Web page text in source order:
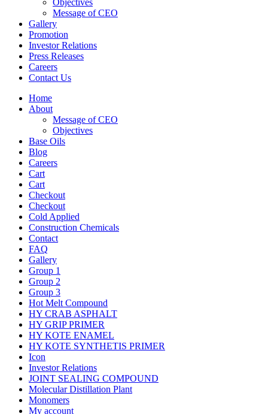
Objectives
Message of CEO
Gallery
Promotion
Investor Relations
Press Releases
Careers
Contact Us
Home
About
Message of CEO
Objectives
Base Oils
Blog
Careers
Cart
Cart
Checkout
Checkout
Cold Applied
Construction Chemicals
Contact
FAQ
Gallery
Group 1
Group 2
Group 3
Hot Melt Compound
HY CRAB ASPHALT
HY GRIP PRIMER
HY KOTE ENAMEL
HY KOTE SYNTHETIS PRIMER
Icon
Investor Relations
JOINT SEALING COMPOUND
Molecular Distillation Plant
Monomers
My account